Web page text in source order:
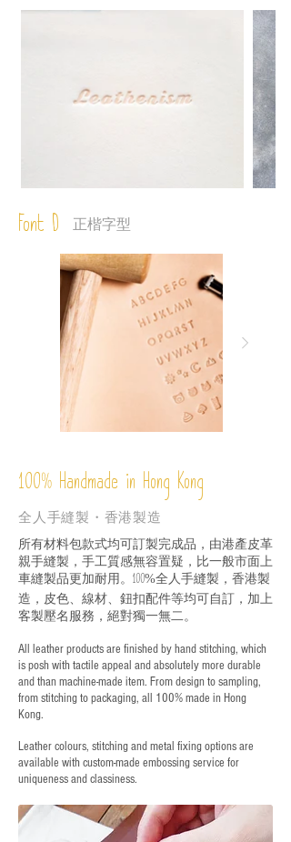
Font D 正楷字型
100% Handmade in Hong Kong
全人手縫製・香港製造
所有材料包款式均可訂製完成品，由港產皮革
親手縫製，手工質感無容置疑，比一般市面上
車縫製品更加耐用。 100%全人手縫製，香港製
造，皮色、線材、鈕扣配件等均可自訂，加上
客製壓名服務，絕對獨一無二。
All leather products are finished by hand stitching, which
is posh with tactile appeal and absolutely more durable
and than machine-made item. From design to sampling,
from stitching to packaging, all 100% made in Hong
Kong.
Leather colours, stitching and metal fixing options are
available with custom-made embossing service for
uniqueness and classiness.